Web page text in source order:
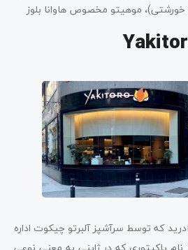
موهیتو مخصوص هاوانا بلوز
که توسط سرآشپز آلبرتو چیکوت اداره